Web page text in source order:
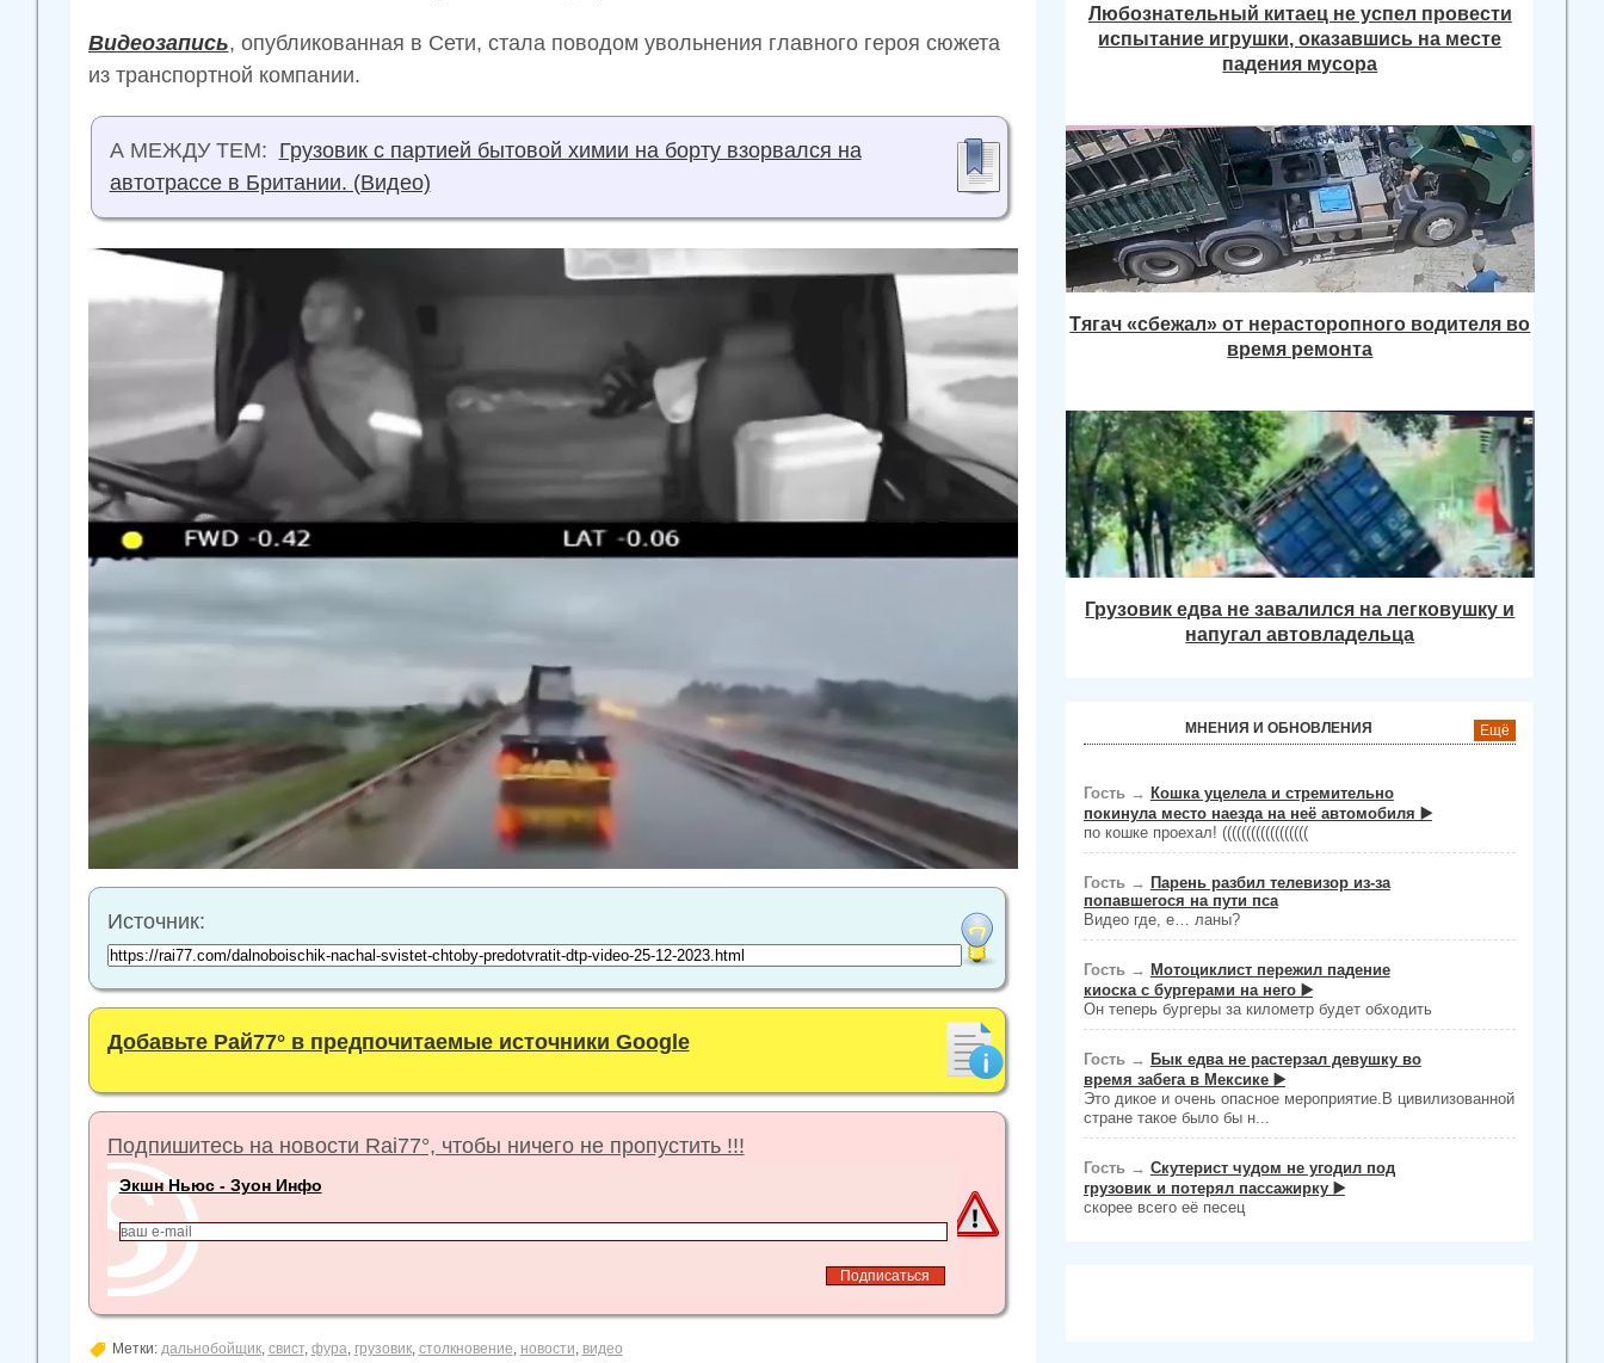
Видеозапись, опубликованная в Сети, стала поводом увольнения главного героя сюжета
из транспортной компании.
А МЕЖДУ ТЕМ: Грузовик с партией бытовой химии на борту взорвался на
автотрассе в Британии. (Видео)
Источник:
Добавьте Рай77° в предпочитаемые источники Google
Подпишитесь на новости Rai77°, чтобы ничего не пропустить !!!
Экшн Ньюс - Зуон Инфо
Метки: дальнобойщик, свист, фура, грузовик, столкновение, новости, видео
Любознательный китаец не успел провести
испытание игрушки, оказавшись на месте
падения мусора
Тягач «сбежал» от нерасторопного водителя во
время ремонта
Грузовик едва не завалился на легковушку и
напугал автовладельца
МНЕНИЯ И ОБНОВЛЕНИЯ Ещё
Гость → Кошка уцелела и стремительно
покинула место наезда на неё автомобиля ▶️
по кошке проехал! ((((((((((((((((((
Гость → Парень разбил телевизор из-за
попавшегося на пути пса
Видео где, е… ланы?
Гость → Мотоциклист пережил падение
киоска с бургерами на него ▶️
Он теперь бургеры за километр будет обходить
Гость → Бык едва не растерзал девушку во
время забега в Мексике ▶️
Это дикое и очень опасное мероприятие.В цивилизованной
стране такое было бы н...
Гость → Скутерист чудом не угодил под
грузовик и потерял пассажирку ▶️
скорее всего её песец